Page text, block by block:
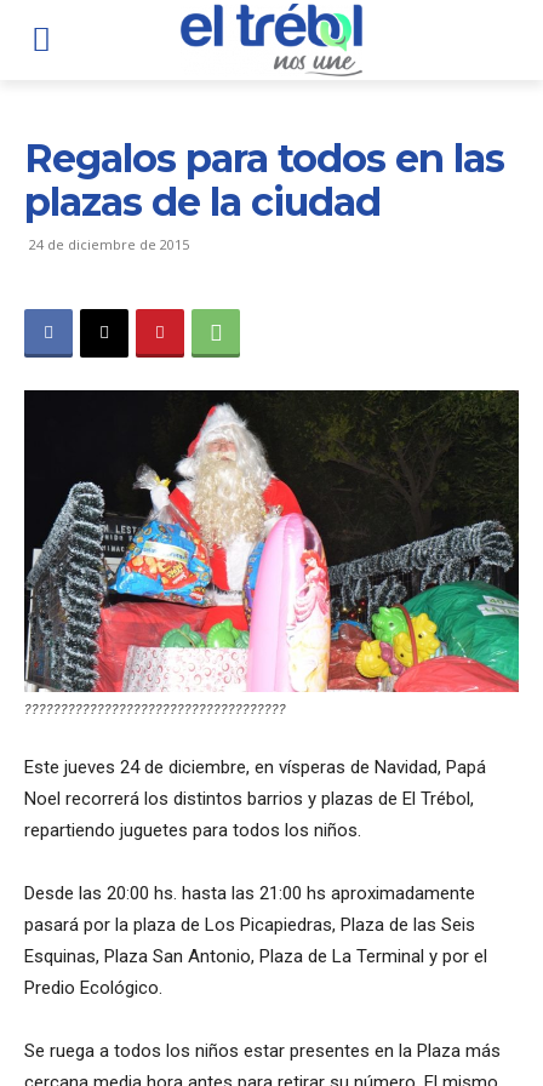
Regalos para todos en las
plazas de la ciudad
24 de diciembre de 2015
????????????????????????????????????
Este jueves 24 de diciembre, en vísperas de Navidad, Papá
Noel recorrerá los distintos barrios y plazas de El Trébol,
repartiendo juguetes para todos los niños.
Desde las 20:00 hs. hasta las 21:00 hs aproximadamente
pasará por la plaza de Los Picapiedras, Plaza de las Seis
Esquinas, Plaza San Antonio, Plaza de La Terminal y por el
Predio Ecológico.
Se ruega a todos los niños estar presentes en la Plaza más